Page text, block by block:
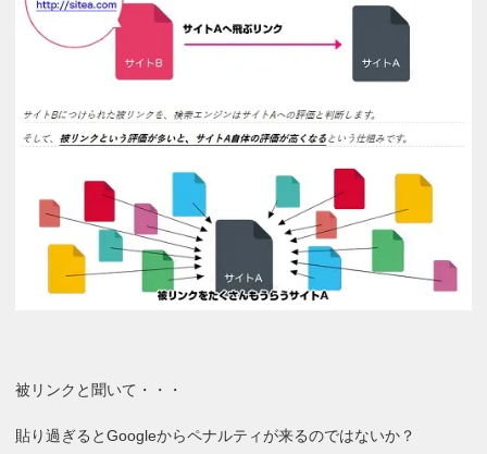
被リンクと聞いて・・・
貼り過ぎるとGoogleからペナルティが来るのではないか？